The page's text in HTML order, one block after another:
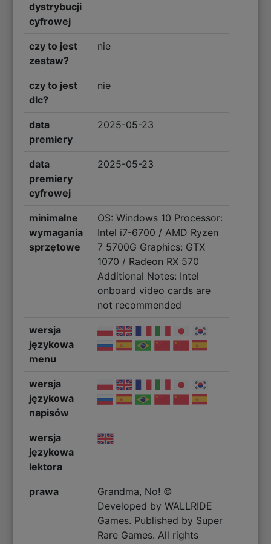
dystrybucji
cyfrowej
czy to jest
zestaw?
nie
czy to jest
dlc?
nie
data
premiery
2025-05-23
data
premiery
cyfrowej
2025-05-23
minimalne
wymagania
sprzętowe
OS: Windows 10 Processor:
Intel i7-6700 / AMD Ryzen
7 5700G Graphics: GTX
1070 / Radeon RX 570
Additional Notes: Intel
onboard video cards are
not recommended
wersja
językowa
menu
wersja
językowa
napisów
wersja
językowa
lektora
prawa
Grandma, No! ©
Developed by WALLRIDE
Games. Published by Super
Rare Games. All rights